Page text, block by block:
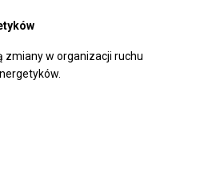
zmiany w organizacji ruchu